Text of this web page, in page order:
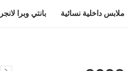
ملابس داخلية نسائية بانتي وبرا